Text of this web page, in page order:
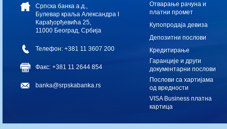
Српска банка а.д.,
Булевар краља Александра I
Карађорђевића 25,
11000 Београд, Србија
Телефон: +381 11 3607 200
Факс: +381 11 2644 854
banka@srpskabanka.rs
Oтварање рачуна и
платни промет
Купопродаја девиза
Депозитни послови
Кредитирање
Гаранције и други
документарни послови
Послови са хартијама
од вредности
VISA Business платна
картица